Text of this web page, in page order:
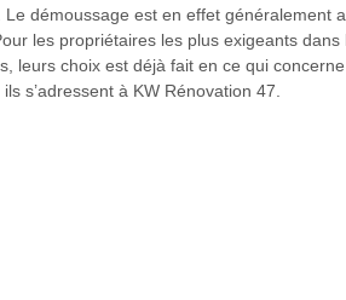
démoussage est en effet généralement
les propriétaires les plus exigeants dans
leurs choix est déjà fait en ce qui
s’adressent à KW Rénovation 47.